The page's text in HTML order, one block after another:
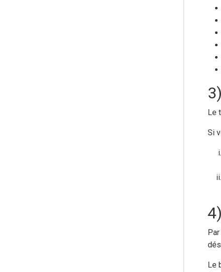
Le
Si
Le